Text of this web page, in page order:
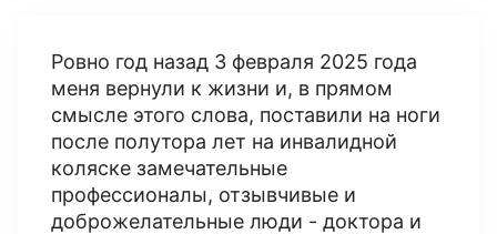
Ровно год назад 3 февраля 2025 года
меня вернули к жизни и, в прямом
смысле этого слова, поставили на ноги
после полутора лет на инвалидной
коляске замечательные
профессионалы, отзывчивые и
доброжелательные люди - доктора и